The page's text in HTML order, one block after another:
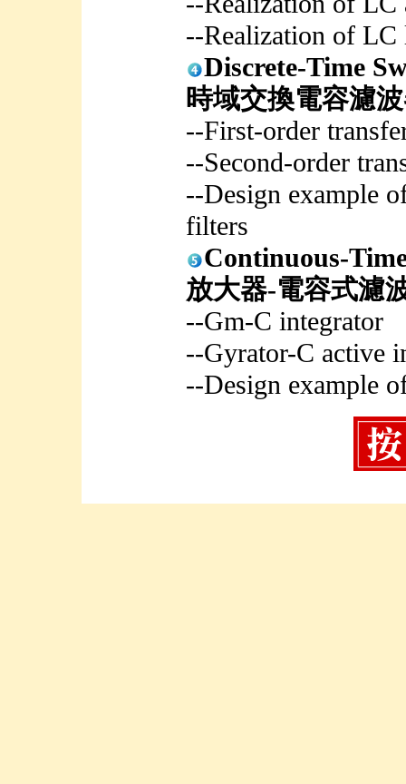
--Realization of LC
Discrete-Time
時域交換電容濾
--First-order
--Second-order
--Design example
filters
Continuous-
放大器-電容式濾
--Gm-C integrator
--Gyrator-C active
--Design example